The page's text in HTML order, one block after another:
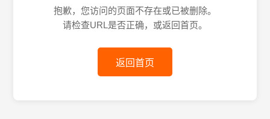
抱歉，您访问的页面不存在或已被删除。
请检查URL是否正确，或返回首页。
返回首页